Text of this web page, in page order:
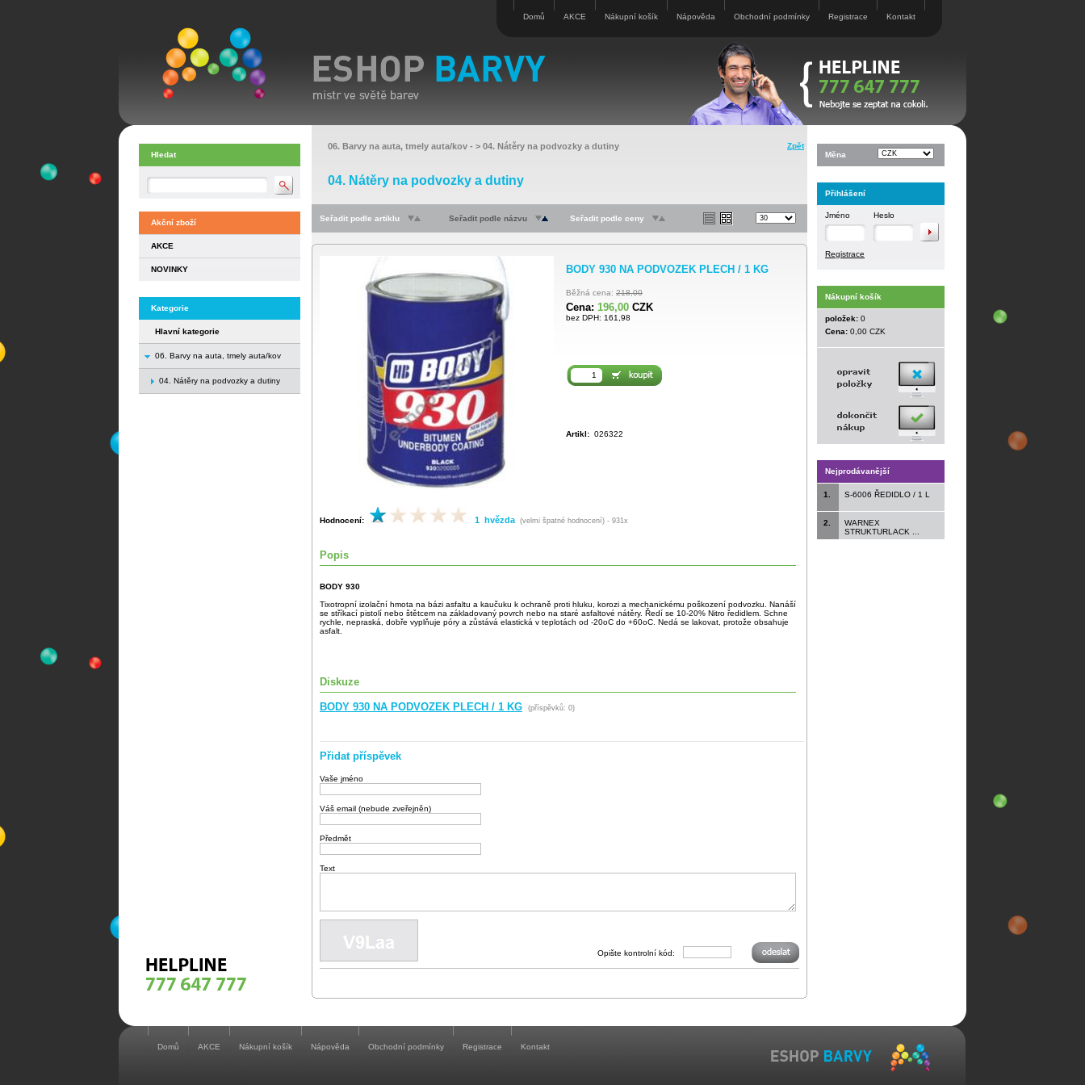
Domů AKCE Nákupní košík Nápověda Obchodní podmínky Registrace Kontakt
Hledat
Akční zboží
AKCE
NOVINKY
Kategorie
Hlavní kategorie
06. Barvy na auta, tmely auta/kov
04. Nátěry na podvozky a dutiny
06. Barvy na auta, tmely auta/kov - > 04. Nátěry na podvozky a dutiny Zpět
04. Nátěry na podvozky a dutiny
Seřadit podle artiklu Seřadit podle názvu Seřadit podle ceny
BODY 930 NA PODVOZEK PLECH / 1 KG
Běžná cena: 218,00
Cena: 196,00 CZK
bez DPH: 161,98
Artikl: 026322
Hodnocení: 1 hvězda (velmi špatné hodnocení) - 931x
Popis
BODY 930
Tixotropní izolační hmota na bázi asfaltu a kaučuku k ochraně proti hluku, korozi a mechanickému poškození podvozku. Nanáší
se stříkací pistolí nebo štětcem na základovaný povrch nebo na staré asfaltové nátěry. Ředí se 10-20% Nitro ředidlem. Schne
rychle, nepraská, dobře vyplňuje póry a zůstává elastická v teplotách od -20oC do +60oC. Nedá se lakovat, protože obsahuje
asfalt.
Diskuze
BODY 930 NA PODVOZEK PLECH / 1 KG (příspěvků: 0)
Přidat příspěvek
Vaše jméno
Váš email (nebude zveřejněn)
Předmět
Text
Opište kontrolní kód:
Měna
Přihlášení
Jméno Heslo
Registrace
Nákupní košík
položek: 0
Cena: 0,00 CZK
Nejprodávanější
1. S-6006 ŘEDIDLO / 1 L
2.
WARNEX
STRUKTURLACK ...
Domů AKCE Nákupní košík Nápověda Obchodní podmínky Registrace Kontakt